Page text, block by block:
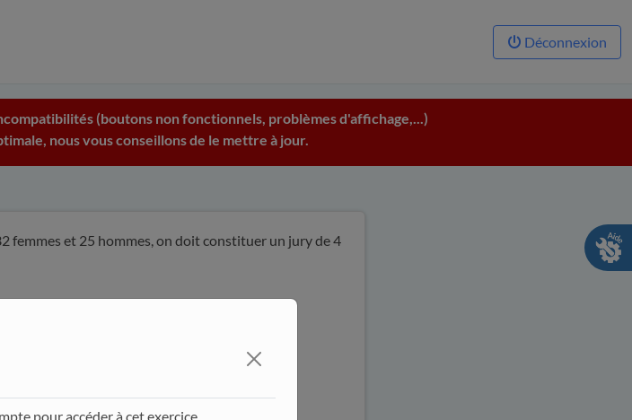
Déconnexion
(boutons non fonctionnels, problèmes d'affichage,...)
nous vous conseillons de le mettre à jour.
pour accéder à cet exercice.
femmes et 25 hommes, on doit constituer un jury de 4
la parité ?